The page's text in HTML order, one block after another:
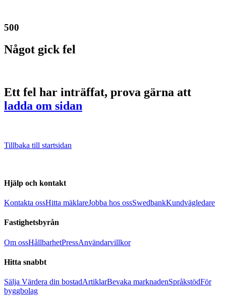
500
Något gick fel
Ett fel har inträffat, prova gärna att
ladda om sidan
Tillbaka till startsidan
Hjälp och kontakt
Kontakta ossHitta mäklareJobba hos ossSwedbankKundvägledare
Fastighetsbyrån
Om ossHållbarhetPressAnvändarvillkor
Hitta snabbt
Sälja Värdera din bostadArtiklarBevaka marknadenSpråkstödFör
byggbolag